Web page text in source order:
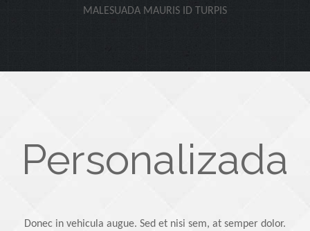
MALESUADA MAURIS ID TURPIS
Personalizada
Donec in vehicula augue. Sed et nisi sem, at semper dolor.